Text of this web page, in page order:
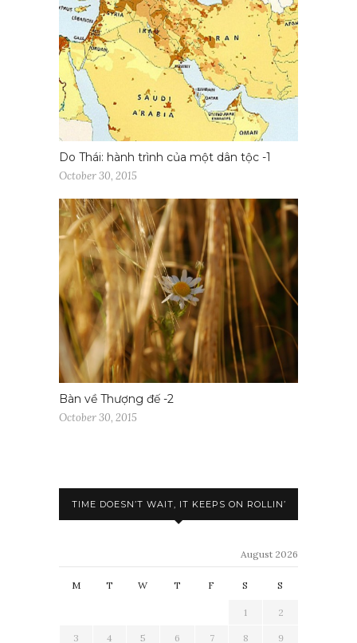
Do Thái: hành trình của một dân tộc -1
October 30, 2015
Bàn về Thượng đế -2
October 30, 2015
TIME DOESN’T WAIT, IT KEEPS ON ROLLIN’
August 2026
M T W T F S S
1 2
3 4 5 6 7 8 9